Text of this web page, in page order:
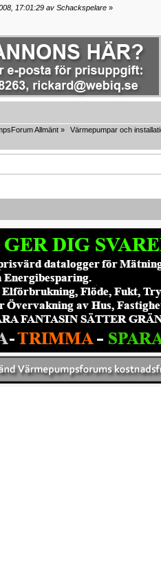
17:01:29 av Schackspelare»
Allmänt » Värmepumpar och